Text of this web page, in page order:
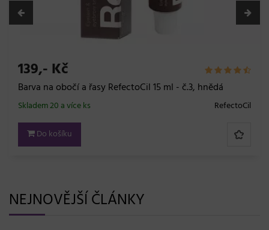
139,- Kč
Barva na obočí a řasy RefectoCil 15 ml - č.3, hnědá
RefectoCil
Skladem 20 a více ks
Do košíku
NEJNOVĚJŠÍ ČLÁNKY